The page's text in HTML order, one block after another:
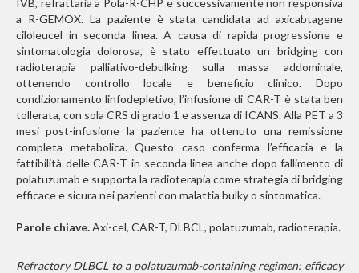
a R-GEMOX. La paziente è stata candidata ad axicabtagene
ciloleucel in seconda linea. A causa di rapida progressione e
sintomatologia dolorosa, è stato effettuato un bridging con
radioterapia palliativo-debulking sulla massa addominale,
ottenendo controllo locale e beneficio clinico. Dopo
condizionamento linfodepletivo, l’infusione di CAR-T è stata ben
tollerata, con sola CRS di grado 1 e assenza di ICANS. Alla PET a 3
mesi post-infusione la paziente ha ottenuto una remissione
completa metabolica. Questo caso conferma l’efficacia e la
fattibilità delle CAR-T in seconda linea anche dopo fallimento di
polatuzumab e supporta la radioterapia come strategia di bridging
efficace e sicura nei pazienti con malattia bulky o sintomatica.
Parole chiave.Axi-cel, CAR-T, DLBCL, polatuzumab, radioterapia.
Refractory DLBCL to a polatuzumab-containing regimen: efficacy